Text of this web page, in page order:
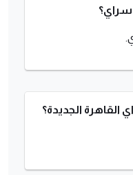
الجديدة؟